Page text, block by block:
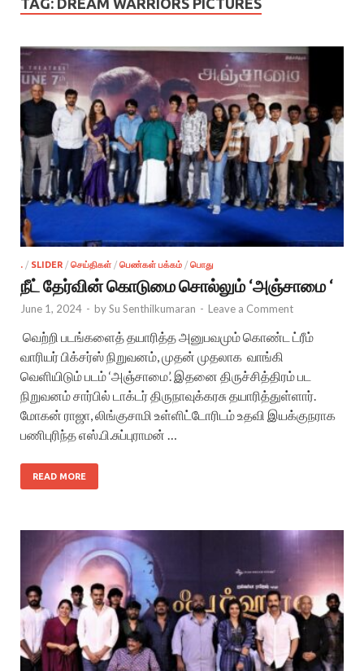
. / SLIDER / செய்திகள் / பெண்கள் பக்கம் / பொது
நீட் தேர்வின் கொடுமை சொல்லும் ‘அஞ்சாமை ‘
June 1, 2024 - bySu Senthilkumaran - Leave a Comment
வெற்றி படங்களைத் தயாரித்த அனுபவமும் கொண்ட ட்ரீம்
வாரியர் பிக்சர்ஸ் நிறுவனம், முதன் முதலாக வாங்கி
வெளியிடும் படம் ‘அஞ்சாமை’. இதனை திருச்சித்திரம் பட
நிறுவனம் சார்பில் டாக்டர் திருநாவுக்கரசு தயாரித்துள்ளார்.
மோகன் ராஜா, லிங்குசாமி உள்ளிட்டோரிடம் உதவி இயக்குநராக
பணிபுரிந்த எஸ்.பி.சுப்புராமன் …
READ MORE